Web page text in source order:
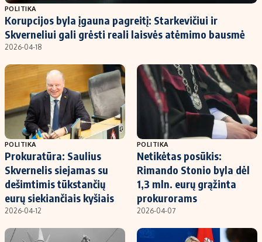
POLITIKA
Korupcijos byla įgauna pagreitį: Starkevičiui ir
Skverneliui gali grėsti reali laisvės atėmimo bausmė
2026-04-18
POLITIKA
Prokuratūra: Saulius
Skvernelis siejamas su
dešimtimis tūkstančių
eurų siekiančiais kyšiais
2026-04-12
POLITIKA
Netikėtas posūkis:
Rimando Stonio byla dėl
1,3 mln. eurų grąžinta
prokurorams
2026-04-07